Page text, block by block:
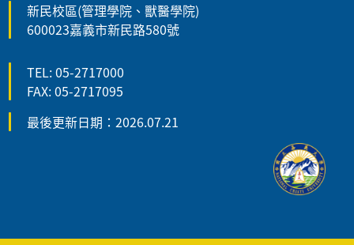
新民校區(管理學院、獸醫學院)
600023嘉義市新民路580號
TEL: 05-2717000
FAX: 05-2717095
最後更新日期：2026.07.21